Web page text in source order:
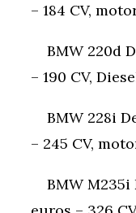
– 184 CV,
BMW 220d
– 190 CV,
BMW 228i
– 245 CV,
BMW M235i